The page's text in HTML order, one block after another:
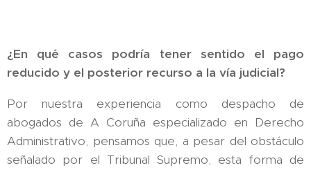
¿En qué casos podría tener sentido el pago
reducido y el posterior recurso a la vía judicial?
Por nuestra experiencia como despacho de
abogados de A Coruña especializado en Derecho
Administrativo, pensamos que, a pesar del obstáculo
señalado por el Tribunal Supremo, esta forma de